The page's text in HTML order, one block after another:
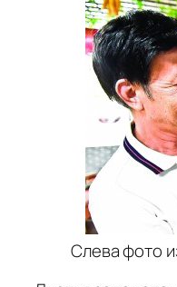
Слева фото